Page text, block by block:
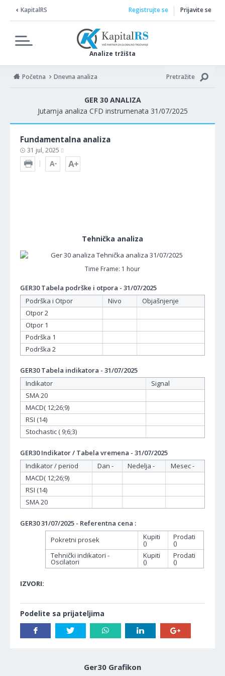
KapitalRS
Analize tržišta
Registrujte se Prijavite se
Početna Dnevna analiza Pretražite
GER 30 ANALIZA
Jutarnja analiza CFD instrumenata 31/07/2025
Fundamentalna analiza
31 jul, 2025
Tehnička analiza
Time Frame: 1 hour
GER30 Tabela podrške i otpora - 31/07/2025
Podrška i Otpor
Nivo
Objašnjenje
Otpor 2
Otpor 1
Podrška 1
Podrška 2
GER30 Tabela indikatora - 31/07/2025
Indikator
Signal
SMA 20
MACD( 12;26;9)
RSI (14)
Stochastic ( 9;6;3)
GER30 Indikator / Tabela vremena - 31/07/2025
Indikator / period
Dan - Nedelja -
Mesec -
MACD( 12;26;9)
RSI (14)
SMA 20
GER30 31/07/2025 - Referentna cena :
Pokretni prosek
Kupiti
()
Prodati
()
Tehnički indikatori -
Oscilatori
Kupiti
()
Prodati
()
IZVORI:
Podelite sa prijateljima
Ger30 Grafikon